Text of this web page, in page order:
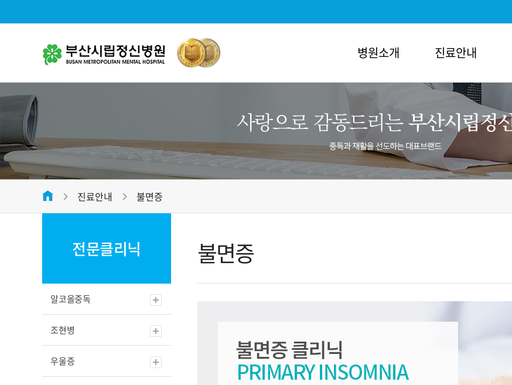
병원소개 진료안내
051-312-2288
평일 09:00 ~ 17:00
접수마감시간 오전 12:00 , 오후 16:30
병원소개
병원장 인사말
미션 및 비전
병원 조직도
오시는 길
진료안내
의료진소개
외래진료
입퇴원/면회안내
비급여 목록표
전문 클리닉
알코올중독
조현병
우울증
불면증
진료안내 불면증
전문클리닉
알코올중독
조현병
우울증
불면증